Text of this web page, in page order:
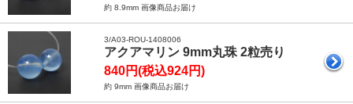
約 8.9mm 画像商品お届け
3/A03-ROU-1408006
アクアマリン 9mm丸珠 2粒売り
840円(税込924円)
約 9mm 画像商品お届け